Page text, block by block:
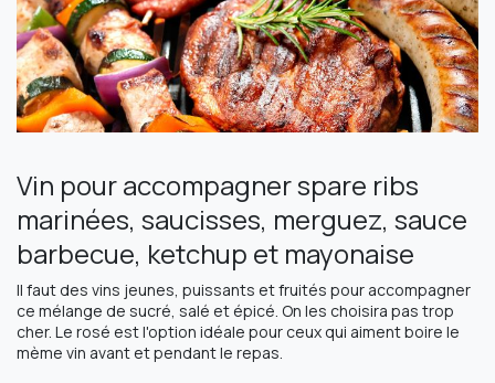
Vin pour accompagner spare ribs
marinées, saucisses, merguez, sauce
barbecue, ketchup et mayonaise
Il faut des vins jeunes, puissants et fruités pour accompagner
ce mélange de sucré, salé et épicé. On les choisira pas trop
cher. Le rosé est l'option idéale pour ceux qui aiment boire le
mème vin avant et pendant le repas.